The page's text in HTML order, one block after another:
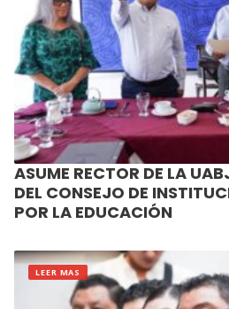
ASUME RECTOR DE LA
DEL CONSEJO DE
POR LA EDUCACIÓN
LEER MAS